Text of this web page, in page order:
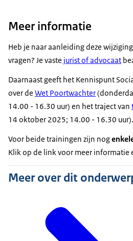
Meer informatie
Heb je naar aanleiding deze
vragen? Je vaste jurist of advocaat
Daarnaast geeft het Kennispunt
over de Wet Poortwachter
14.00 - 16.30 uur) en het traject van
14 oktober 2025; 14.00 - 16.30 uur).
Voor beide trainingen zijn nog
Klik op de link voor meer informatie
Meer over dit